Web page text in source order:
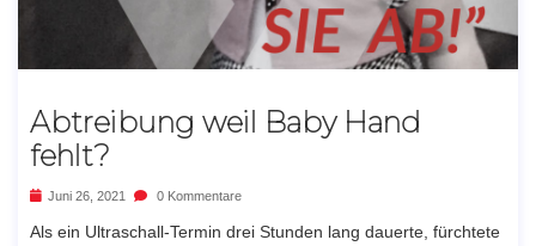
Abtreibung weil Baby Hand
fehlt?
Juni 26, 2021 0 Kommentare
Als ein Ultraschall-Termin drei Stunden lang dauerte, fürchtete